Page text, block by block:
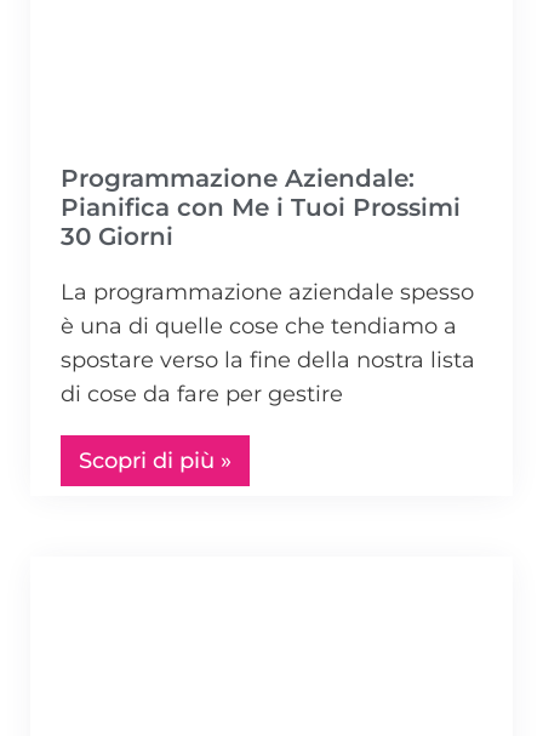
Programmazione Aziendale:
Pianifica con Me i Tuoi Prossimi
30 Giorni
La programmazione aziendale spesso
è una di quelle cose che tendiamo a
spostare verso la fine della nostra lista
di cose da fare per gestire
Scopri di più »